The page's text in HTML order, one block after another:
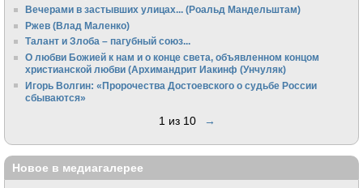
Вечерами в застывших улицах... (Роальд Мандельштам)
Ржев (Влад Маленко)
Талант и Злоба – пагубный союз...
О любви Божией к нам и о конце света, объявленном концом
христианской любви (Архимандрит Иакинф (Унчуляк)
Игорь Волгин: «Пророчества Достоевского о судьбе России
сбываются»
1 из 10 →
Новое в медиагалерее